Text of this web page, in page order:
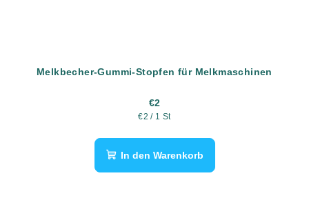
Melkbecher-Gummi-Stopfen für Melkmaschinen
€2
Verkaufspreis:
€2 / 1 St
In den Warenkorb